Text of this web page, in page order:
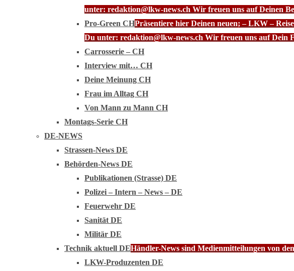
unter: redaktion@lkw-news.ch Wir freuen uns auf Deinen
Pro-Green CHPräsentiere hier Deinen neuen; – LKW –
Du unter: redaktion@lkw-news.ch Wir freuen uns auf Dein
Carrosserie – CH
Interview mit… CH
Deine Meinung CH
Frau im Alltag CH
Von Mann zu Mann CH
Montags-Serie CH
DE-NEWS
Strassen-News DE
Behörden-News DE
Publikationen (Strasse) DE
Polizei – Intern – News – DE
Feuerwehr DE
Sanität DE
Militär DE
Technik aktuell DEHändler-News sind Medienmitteilungen von
LKW-Produzenten DE